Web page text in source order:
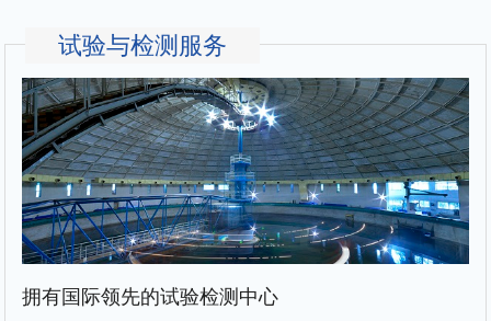
试验与检测服务
拥有国际领先的试验检测中心